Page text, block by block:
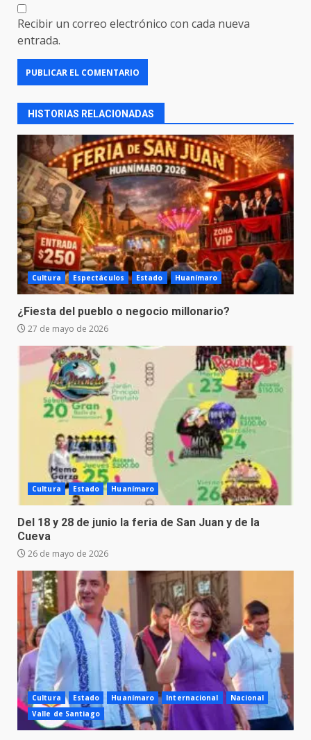
Recibir un correo electrónico con cada nueva
entrada.
HISTORIAS RELACIONADAS
Cultura Espectáculos Estado Huanímaro
¿Fiesta del pueblo o negocio millonario?
27 de mayo de 2026
Cultura Estado Huanímaro
Del 18 y 28 de junio la feria de San Juan y de la
Cueva
26 de mayo de 2026
Cultura Estado Huanímaro Internacional
Nacional
Valle de Santiago